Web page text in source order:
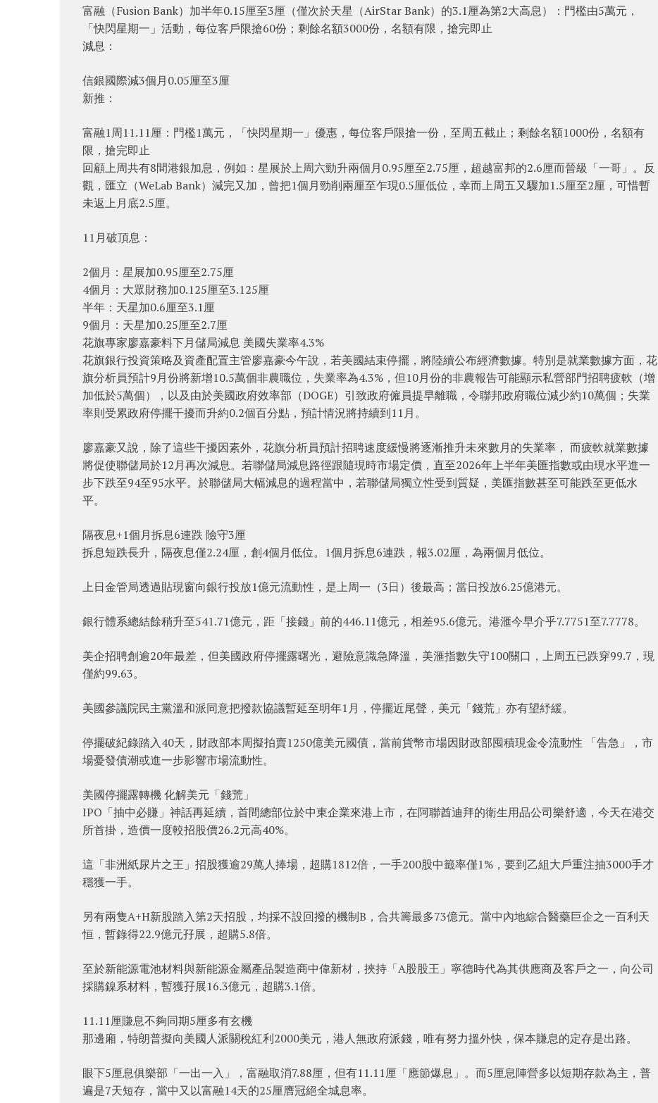
富融（Fusion Bank）加半年0.15厘至3厘（僅次於天星（AirStar Bank）的3.1厘為第2大高息）：門檻由5萬元，
「快閃星期一」活動，每位客戶限搶60份；剩餘名額3000份，名額有限，搶完即止
減息：
信銀國際減3個月0.05厘至3厘
新推：
富融1周11.11厘：門檻1萬元，「快閃星期一」優惠，每位客戶限搶一份，至周五截止；剩餘名額1000份，名額有
限，搶完即止
回顧上周共有8間港銀加息，例如：星展於上周六勁升兩個月0.95厘至2.75厘，超越富邦的2.6厘而晉級「一哥」。反
觀，匯立（WeLab Bank）減完又加，曾把1個月勁削兩厘至乍現0.5厘低位，幸而上周五又驟加1.5厘至2厘，可惜暫
未返上月底2.5厘。
11月破頂息：
2個月：星展加0.95厘至2.75厘
4個月：大眾財務加0.125厘至3.125厘
半年：天星加0.6厘至3.1厘
9個月：天星加0.25厘至2.7厘
花旗專家廖嘉豪料下月儲局減息 美國失業率4.3%
花旗銀行投資策略及資產配置主管廖嘉豪今午說，若美國結束停擺，將陸續公布經濟數據。特別是就業數據方面，花
旗分析員預計9月份將新增10.5萬個非農職位，失業率為4.3%，但10月份的非農報告可能顯示私營部門招聘疲軟（增
加低於5萬個），以及由於美國政府效率部（DOGE）引致政府僱員提早離職，令聯邦政府職位減少約10萬個；失業
率則受累政府停擺干擾而升約0.2個百分點，預計情況將持續到11月。
廖嘉豪又說，除了這些干擾因素外，花旗分析員預計招聘速度緩慢將逐漸推升未來數月的失業率， 而疲軟就業數據
將促使聯儲局於12月再次減息。若聯儲局減息路徑跟隨現時市場定價，直至2026年上半年美匯指數或由現水平進一
步下跌至94至95水平。於聯儲局大幅減息的過程當中，若聯儲局獨立性受到質疑，美匯指數甚至可能跌至更低水
平。
隔夜息+1個月拆息6連跌 險守3厘
拆息短跌長升，隔夜息僅2.24厘，創4個月低位。1個月拆息6連跌，報3.02厘，為兩個月低位。
上日金管局透過貼現窗向銀行投放1億元流動性，是上周一（3日）後最高；當日投放6.25億港元。
銀行體系總結餘稍升至541.71億元，距「接錢」前的446.11億元，相差95.6億元。港滙今早介乎7.7751至7.7778。
美企招聘創逾20年最差，但美國政府停擺露曙光，避險意識急降溫，美滙指數失守100關口，上周五已跌穿99.7，現
僅約99.63。
美國參議院民主黨溫和派同意把撥款協議暫延至明年1月，停擺近尾聲，美元「錢荒」亦有望紓緩。
停擺破紀錄踏入40天，財政部本周擬拍賣1250億美元國債，當前貨幣市場因財政部囤積現金令流動性 「告急」，市
場憂發債潮或進一步影響市場流動性。
美國停擺露轉機 化解美元「錢荒」
IPO「抽中必賺」神話再延續，首間總部位於中東企業來港上市，在阿聯酋迪拜的衛生用品公司樂舒適，今天在港交
所首掛，造價一度較招股價26.2元高40%。
這「非洲紙尿片之王」招股獲逾29萬人捧場，超購1812倍，一手200股中籤率僅1%，要到乙組大戶重注抽3000手才
穩獲一手。
另有兩隻A+H新股踏入第2天招股，均採不設回撥的機制B，合共籌最多73億元。當中內地綜合醫藥巨企之一百利天
恒，暫錄得22.9億元孖展，超購5.8倍。
至於新能源電池材料與新能源金屬產品製造商中偉新材，挾持「A股股王」寧德時代為其供應商及客戶之一，向公司
採購鎳系材料，暫獲孖展16.3億元，超購3.1倍。
11.11厘賺息不夠同期5厘多有玄機
那邊廂，特朗普擬向美國人派關稅紅利2000美元，港人無政府派錢，唯有努力搵外快，保本賺息的定存是出路。
眼下5厘息俱樂部「一出一入」，富融取消7.88厘，但有11.11厘「應節爆息」。而5厘息陣營多以短期存款為主，普
遍是7天短存，當中又以富融14天的25厘膺冠絕全城息率。